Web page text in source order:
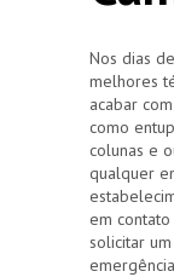
Nos dias
melhores
acabar
como
colunas e
qualquer
em
solicitar